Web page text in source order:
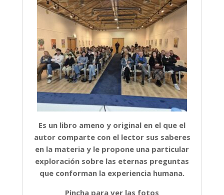
Es un libro ameno y original en el que el
autor comparte con el lector sus saberes
en la materia y le propone una particular
exploración sobre las eternas preguntas
que conforman la experiencia humana.
Pincha para ver las fotos